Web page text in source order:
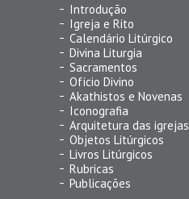
Introdução
Igreja e Rito
Calendário Litúrgico
Divina Liturgia
Sacramentos
Ofício Divino
Akathistos e Novenas
Iconografia
Arquitetura das igrejas
Objetos Litúrgicos
Livros Litúrgicos
Rubricas
Publicações